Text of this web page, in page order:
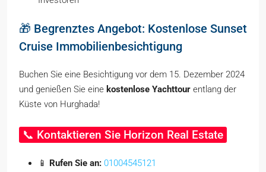
🎁 Begrenztes Angebot: Kostenlose Sunset
Cruise Immobilienbesichtigung
Buchen Sie eine Besichtigung vor dem 15. Dezember 2024
und genießen Sie eine kostenlose Yachttour entlang der
Küste von Hurghada!
📞 Kontaktieren Sie Horizon Real Estate
📱 Rufen Sie an: 01004545121